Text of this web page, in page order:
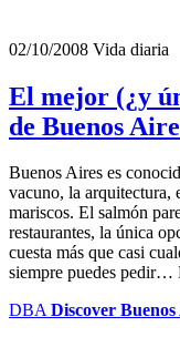
02/10/2008 Vida diaria
El mejor (¿y
de Buenos
Buenos Aires es
vacuno, la arquitectura,
mariscos. El salmón
restaurantes, la única
cuesta más que casi
siempre puedes pedir…
DBA Discover Buenos